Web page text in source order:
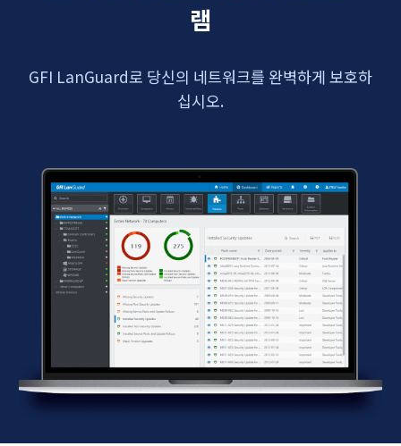
램
GFI LanGuard로 당신의 네트워크를 완벽하게 보호하
십시오.